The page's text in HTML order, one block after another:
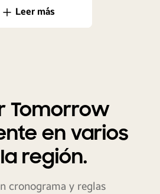
Leer más
Tomorrow
en varios
región.
cronograma y reglas